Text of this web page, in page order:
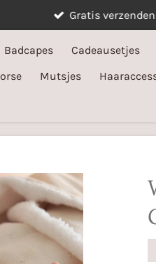
Gratis
Badcapes Cadeausetjes
Mutsjes